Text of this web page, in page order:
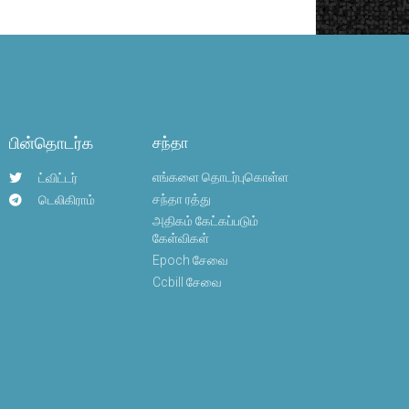
பின்தொடர்க
ட்விட்டர்
டெலிகிராம்
சந்தா
எங்களை தொடர்புகொள்ள
சந்தா ரத்து
அதிகம் கேட்கப்படும்
கேள்விகள்
Epoch சேவை
Ccbill சேவை